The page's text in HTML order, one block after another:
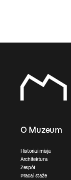
O Muzeum
Historia i misja
Architektura
Zespół
Praca i staże